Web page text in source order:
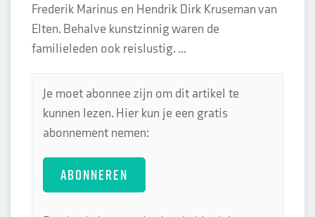
Frederik Marinus en Hendrik Dirk Kruseman van
Elten. Behalve kunstzinnig waren de
familieleden ook reislustig. ...
Je moet abonnee zijn om dit artikel te
kunnen lezen. Hier kun je een gratis
abonnement nemen:
ABONNEREN